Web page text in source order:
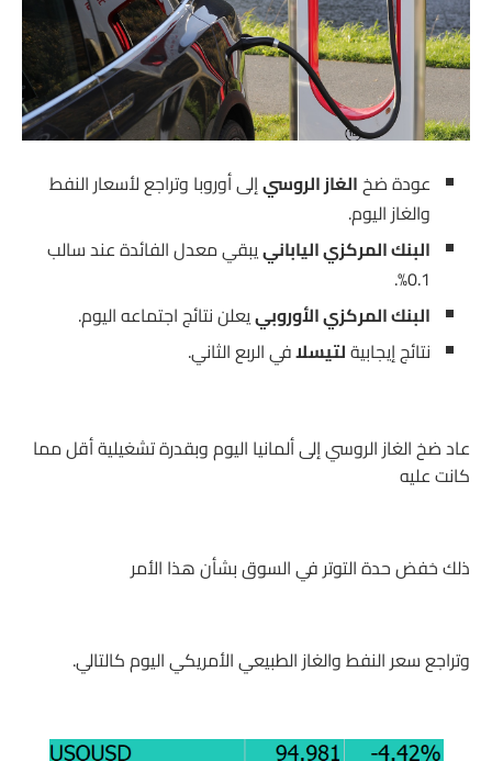
عودة ضخالغاز الروسيإلى أوروبا وتراجع لأسعار النفط
والغاز اليوم.
البنك المركزي اليابانييبقي معدل الفائدة عند سالب
0.1%.
البنك المركزي الأوروبييعلن نتائج اجتماعه اليوم.
نتائج إيجابيةلتيسلافي الربع الثاني.
عاد ضخ الغاز الروسي إلى ألمانيا اليوم وبقدرة تشغيلية أقل مما
كانت عليه
ذلك خفض حدة التوتر في السوق بشأن هذا الأمر
وتراجع سعر النفط والغاز الطبيعي الأمريكي اليوم كالتالي.